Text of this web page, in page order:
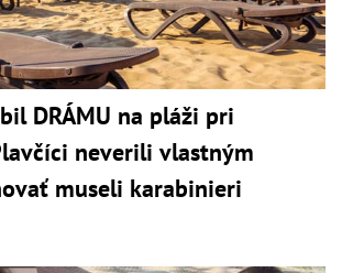
DRÁMU na pláži pri
neverili vlastným
museli karabinieri